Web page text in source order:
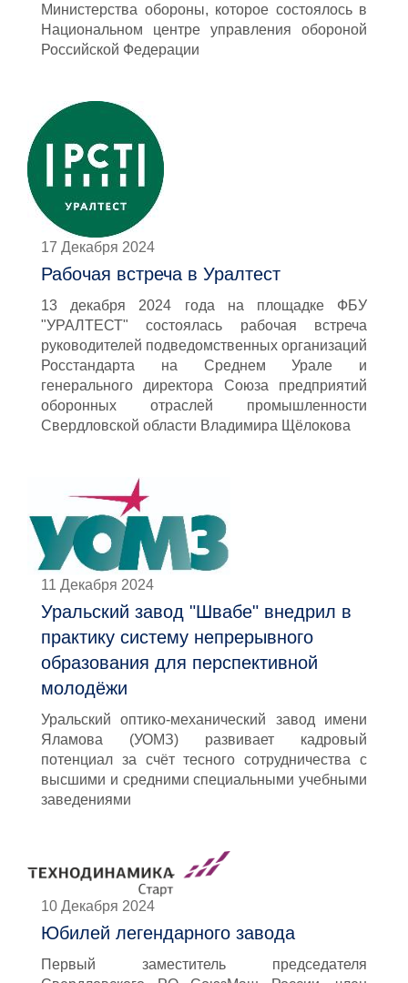
Министерства обороны, которое состоялось в
Национальном центре управления обороной
Российской Федерации
17 Декабря 2024
Рабочая встреча в Уралтест
13 декабря 2024 года на площадке ФБУ
"УРАЛТЕСТ" состоялась рабочая встреча
руководителей подведомственных организаций
Росстандарта на Среднем Урале и
генерального директора Союза предприятий
оборонных отраслей промышленности
Свердловской области Владимира Щёлокова
11 Декабря 2024
Уральский завод "Швабе" внедрил в
практику систему непрерывного
образования для перспективной
молодёжи
Уральский оптико-механический завод имени
Яламова (УОМЗ) развивает кадровый
потенциал за счёт тесного сотрудничества с
высшими и средними специальными учебными
заведениями
10 Декабря 2024
Юбилей легендарного завода
Первый заместитель председателя